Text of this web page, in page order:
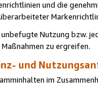
und die
Nutzung bzw.
zu ergreifen.
und
im